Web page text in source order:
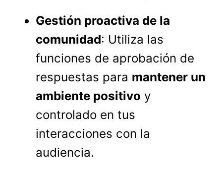
Gestión proactiva de la
comunidad: Utiliza las
funciones de aprobación de
respuestas para mantener un
ambiente positivo y
controlado en tus
interacciones con la
audiencia.